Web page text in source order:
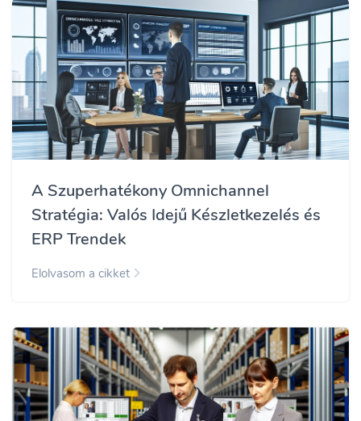
A Szuperhatékony Omnichannel
Stratégia: Valós Idejű Készletkezelés és
ERP Trendek
Elolvasom a cikket